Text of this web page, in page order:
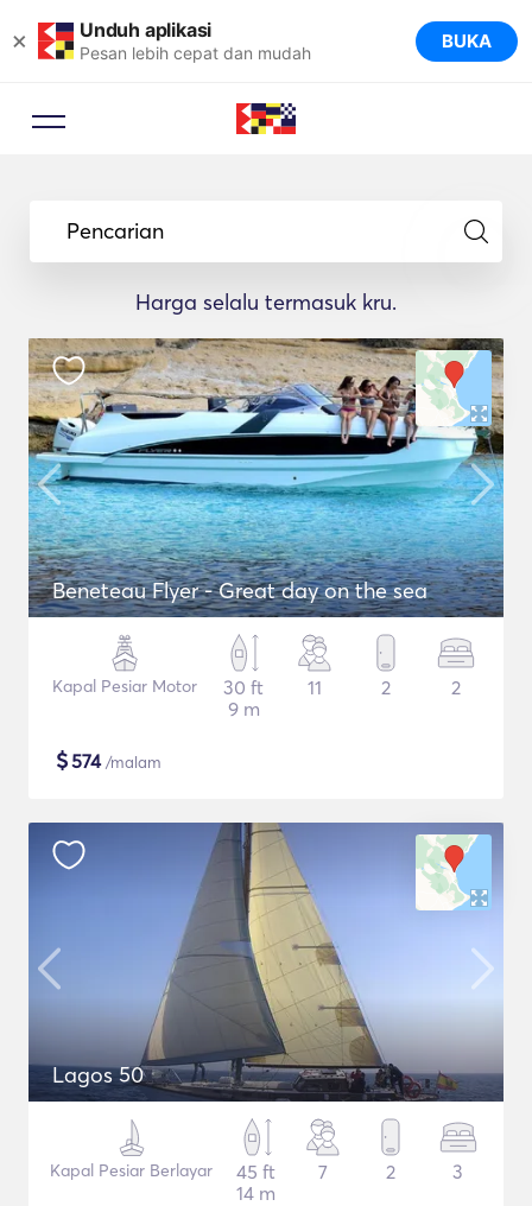
× Unduh aplikasi
Pesan lebih cepat dan mudah BUKA
Pencarian
Harga selalu termasuk kru.
Beneteau Flyer - Great day on the sea
Kapal Pesiar Motor
30 ft
9 m
11 2 2
$574/malam
Lagos 50
Kapal Pesiar Berlayar
45 ft
14 m
7 2 3